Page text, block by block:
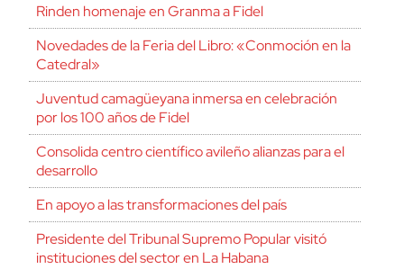
Rinden homenaje en Granma a Fidel
Novedades de la Feria del Libro: «Conmoción en la
Catedral»
Juventud camagüeyana inmersa en celebración
por los 100 años de Fidel
Consolida centro científico avileño alianzas para el
desarrollo
En apoyo a las transformaciones del país
Presidente del Tribunal Supremo Popular visitó
instituciones del sector en La Habana